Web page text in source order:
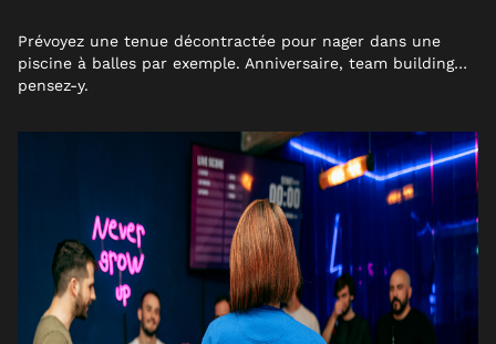
Prévoyez une tenue décontractée pour nager dans une
piscine à balles par exemple. Anniversaire, team building…
pensez-y.